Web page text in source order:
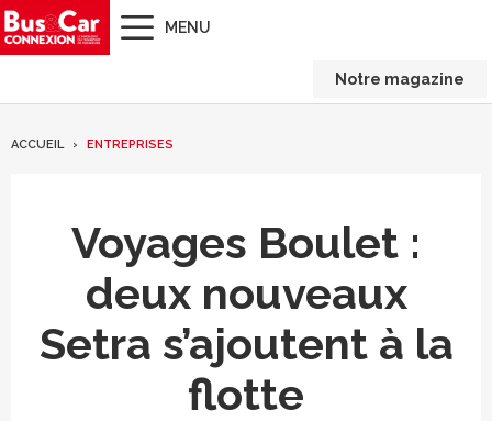
MENU
Notre magazine
ACCUEIL ENTREPRISES
Voyages Boulet :
deux nouveaux
Setra s’ajoutent à la
flotte